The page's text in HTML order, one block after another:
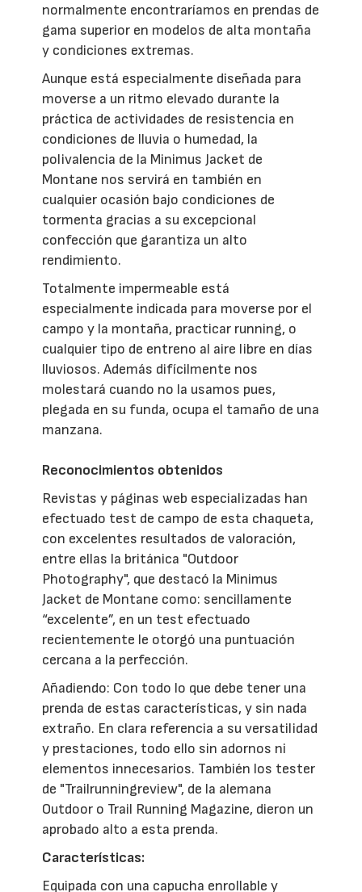
normalmente encontraríamos en prendas de
gama superior en modelos de alta montaña
y condiciones extremas.
Aunque está especialmente diseñada para
moverse a un ritmo elevado durante la
práctica de actividades de resistencia en
condiciones de lluvia o humedad, la
polivalencia de la Minimus Jacket de
Montane nos servirá en también en
cualquier ocasión bajo condiciones de
tormenta gracias a su excepcional
confección que garantiza un alto
rendimiento.
Totalmente impermeable está
especialmente indicada para moverse por el
campo y la montaña, practicar running, o
cualquier tipo de entreno al aire libre en días
lluviosos. Además difícilmente nos
molestará cuando no la usamos pues,
plegada en su funda, ocupa el tamaño de una
manzana.
Reconocimientos obtenidos
Revistas y páginas web especializadas han
efectuado test de campo de esta chaqueta,
con excelentes resultados de valoración,
entre ellas la británica "Outdoor
Photography", que destacó la Minimus
Jacket de Montane como: sencillamente
“excelente”, en un test efectuado
recientemente le otorgó una puntuación
cercana a la perfección.
Añadiendo: Con todo lo que debe tener una
prenda de estas características, y sin nada
extraño. En clara referencia a su versatilidad
y prestaciones, todo ello sin adornos ni
elementos innecesarios. También los tester
de "Trailrunningreview", de la alemana
Outdoor o Trail Running Magazine, dieron un
aprobado alto a esta prenda.
Características:
Equipada con una capucha enrollable y